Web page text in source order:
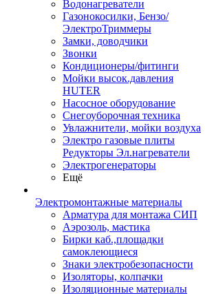
Водонагреватели
Газонокосилки, Бензо/
ЭлектроТриммеры
Замки, доводчики
Звонки
Кондиционеры/фитинги
Мойки высок.давления
HUTER
Насосное оборудование
Снегоуборочная техника
Увлажнители, мойки воздуха
Электро газовые плиты
Редукторы Эл.нагреватели
Электрогенераторы
Ещё
Электромонтажные материалы
Арматура для монтажа СИП
Аэрозоль, мастика
Бирки каб.,площадки
самоклеющиеся
Знаки электробезопасности
Изоляторы, колпачки
Изоляционные материалы